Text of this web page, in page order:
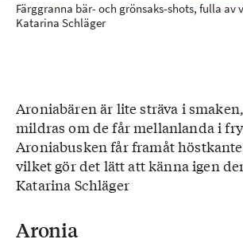
Färggranna bär- och grönsaks-shots, fulla av
Katarina Schläger
Aroniabären är lite sträva i
mildras om de får mellanlanda i
Aroniabusken får framåt
vilket gör det lätt att känna igen
Katarina Schläger
Aronia